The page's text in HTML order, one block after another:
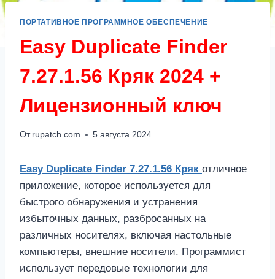
ПОРТАТИВНОЕ ПРОГРАММНОЕ ОБЕСПЕЧЕНИЕ
Easy Duplicate Finder
7.27.1.56 Кряк 2024 +
Лицензионный ключ
От rupatch.com 5 августа 2024
Easy Duplicate Finder 7.27.1.56 Кряк отличное
приложение, которое используется для
быстрого обнаружения и устранения
избыточных данных, разбросанных на
различных носителях, включая настольные
компьютеры, внешние носители. Программист
использует передовые технологии для